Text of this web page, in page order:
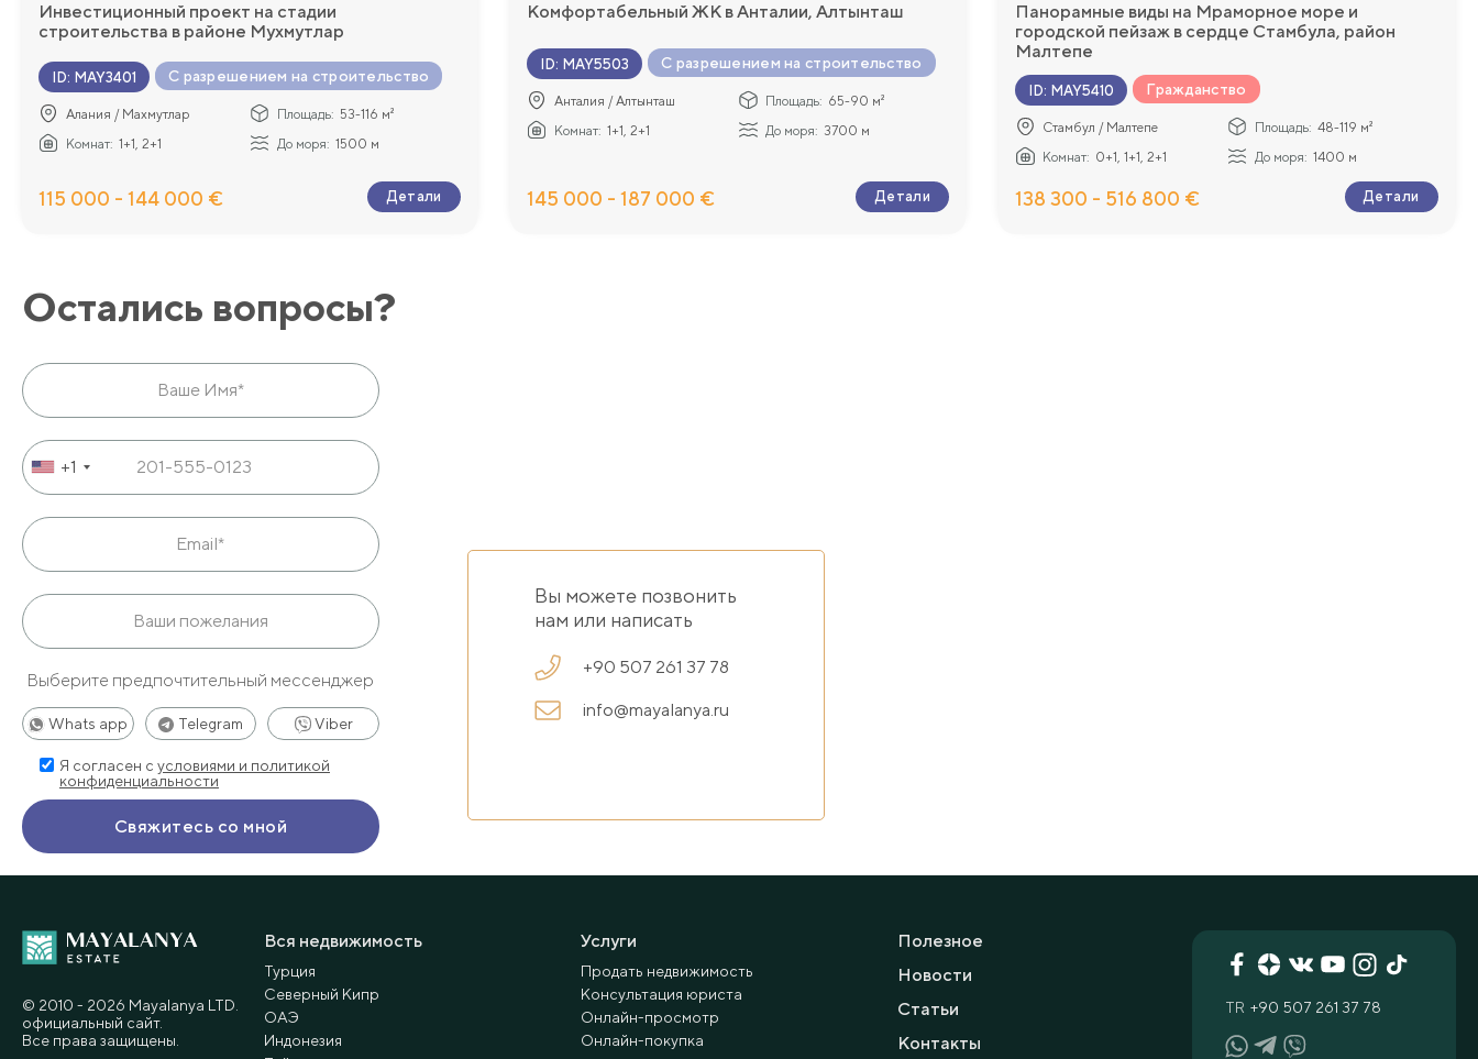
Инвестиционный проект на стадии
строительства в районе Мухмутлар
ID: MAY3401 С разрешением на строительство
Алания / Махмутлар Площадь: 53-116 м²
Комнат: 1+1, 2+1 До моря: 1500 м
115 000 - 144 000 € Детали
Комфортабельный ЖК в Анталии, Алтынташ
ID: MAY5503 С разрешением на строительство
Анталия / Алтынташ Площадь: 65-90 м²
Комнат: 1+1, 2+1 До моря: 3700 м
145 000 - 187 000 € Детали
Панорамные виды на Мраморное море и
городской пейзаж в сердце Стамбула, район
Малтепе
ID: MAY5410 Гражданство
Стамбул / Малтепе Площадь: 48-119 м²
Комнат: 0+1, 1+1, 2+1 До моря: 1400 м
138 300 - 516 800 € Детали
Остались вопросы?
+1
Выберите предпочтительный мессенджер
Whats app Telegram Viber
Я согласен с условиями и политикой
конфиденциальности
Вы можете позвонить
нам или написать
+90 507 261 37 78
info@mayalanya.ru
Вся недвижимость
Турция
Северный Кипр
ОАЭ
Индонезия
Услуги
Продать недвижимость
Консультация юриста
Онлайн-просмотр
Онлайн-покупка
Полезное
Новости
Статьи
Контакты
TR +90 507 261 37 78
© 2010 - 2026 Мayalanya LTD.
официальный сайт.
Все права защищены.